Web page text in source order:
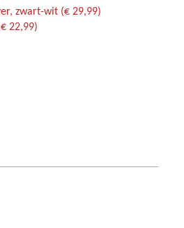
zwart-wit (€ 29,99)
22,99)